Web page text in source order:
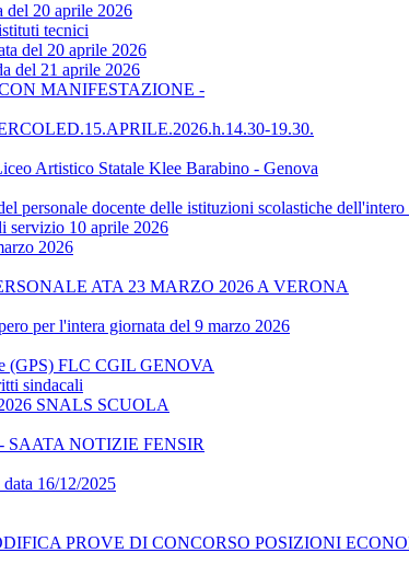
del 20 aprile 2026
tecnici
del 20 aprile 2026
del 21 aprile 2026
MANIFESTAZIONE -
19.30.
Artistico Statale Klee Barabino - Genova
personale docente delle istituzioni scolastiche
servizio 10 aprile 2026
2026
ATA 23 MARZO 2026 A VERONA
per l'intera giornata del 9 marzo 2026
(GPS) FLC CGIL GENOVA
sindacali
SNALS SCUOLA
NOTIZIE FENSIR
16/12/2025
PROVE DI CONCORSO POSIZIONI